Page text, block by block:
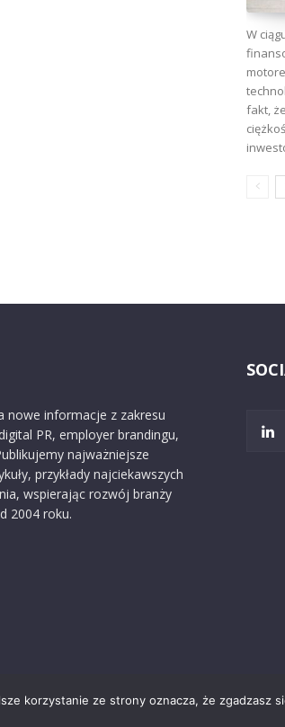
W
fakt,
nowe informacje z zakresu
PR, employer brandingu,
najważniejsze
przykłady najciekawszych
wspierając rozwój branży
2004 roku.
O nas Reklama
korzystanie ze strony oznacza, że zgadzasz